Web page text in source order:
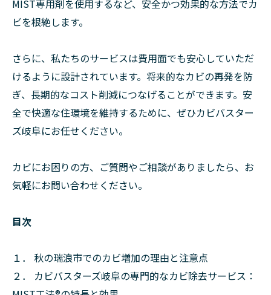
MIST専用剤を使用するなど、安全かつ効果的な方法でカ
ビを根絶します。
さらに、私たちのサービスは費用面でも安心していただ
けるように設計されています。将来的なカビの再発を防
ぎ、長期的なコスト削減につなげることができます。安
全で快適な住環境を維持するために、ぜひカビバスター
ズ岐阜にお任せください。
カビにお困りの方、ご質問やご相談がありましたら、お
気軽にお問い合わせください。
目次
１． 秋の瑞浪市でのカビ増加の理由と注意点
２． カビバスターズ岐阜の専門的なカビ除去サービス：